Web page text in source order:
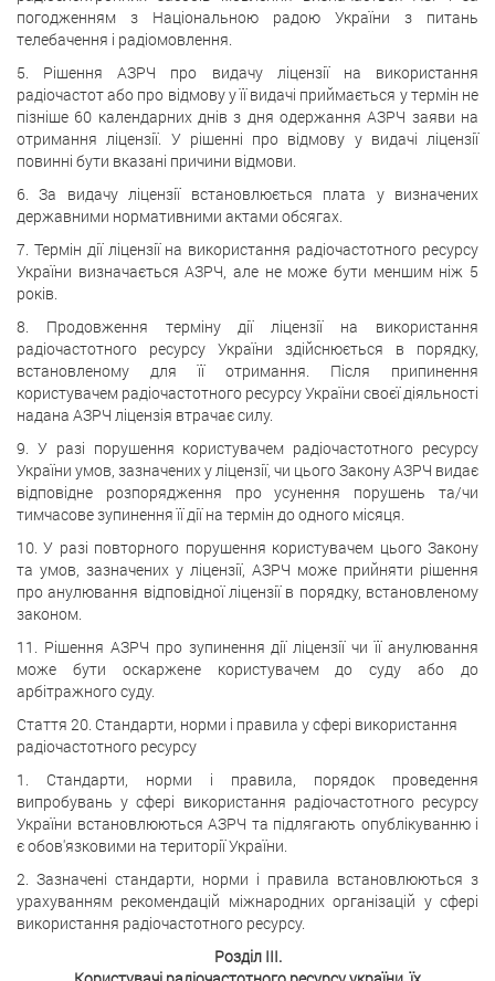
погодженням з Національною радою України з питань
телебачення і радіомовлення.
5. Рішення АЗРЧ про видачу ліцензії на використання
радіочастот або про відмову у її видачі приймається у термін не
пізніше 60 календарних днів з дня одержання АЗРЧ заяви на
отримання ліцензії. У рішенні про відмову у видачі ліцензії
повинні бути вказані причини відмови.
6. За видачу ліцензії встановлюється плата у визначених
державними нормативними актами обсягах.
7. Термін дії ліцензії на використання радіочастотного ресурсу
України визначається АЗРЧ, але не може бути меншим ніж 5
років.
8. Продовження терміну дії ліцензії на використання
радіочастотного ресурсу України здійснюється в порядку,
встановленому для її отримання. Після припинення
користувачем радіочастотного ресурсу України своєї діяльності
надана АЗРЧ ліцензія втрачає силу.
9. У разі порушення користувачем радіочастотного ресурсу
України умов, зазначених у ліцензії, чи цього Закону АЗРЧ видає
відповідне розпорядження про усунення порушень та/чи
тимчасове зупинення її дії на термін до одного місяця.
10. У разі повторного порушення користувачем цього Закону
та умов, зазначених у ліцензії, АЗРЧ може прийняти рішення
про анулювання відповідної ліцензії в порядку, встановленому
законом.
11. Рішення АЗРЧ про зупинення дії ліцензії чи її анулювання
може бути оскаржене користувачем до суду або до
арбітражного суду.
Стаття 20. Стандарти, норми і правила у сфері використання
радіочастотного ресурсу
1. Стандарти, норми і правила, порядок проведення
випробувань у сфері використання радіочастотного ресурсу
України встановлюються АЗРЧ та підлягають опублікуванню і
є обов'язковими на території України.
2. Зазначені стандарти, норми і правила встановлюються з
урахуванням рекомендацій міжнародних організацій у сфері
використання радіочастотного ресурсу.
Розділ III.